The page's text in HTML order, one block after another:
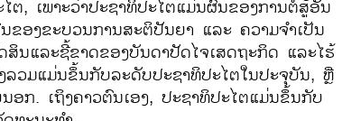
, ເພາະວ່າ​ປະຊາທິປະໄຕແມ່ນຜົນຂອງການຕໍ່ສູ້ອັນ
ອງຂະບວນການສະຕິປັນຍາ ແລະ ຄວາມຈຳ​ເປັນ​
ນ​ແລະ​ຊີ້​ຂາດ​ຂອງ​ບັນດາ​ປັດ​ໄຈ​ເສດຖະກິດ​ ແລະ​ໄຮ້​
ວມ​ແມ່ນ​ຂຶ້ນກັບ​ລະດັບປະຊາທິປະໄຕໃນປະຈຸບັນ, ຫຼື
ກ. ​ເຖິງ​ຄາວ​ຕົນ​ເອງ, ປະຊາ​ທິປະ​ໄຕແມ່ນ​ຂຶ້ນ​ກັບ​